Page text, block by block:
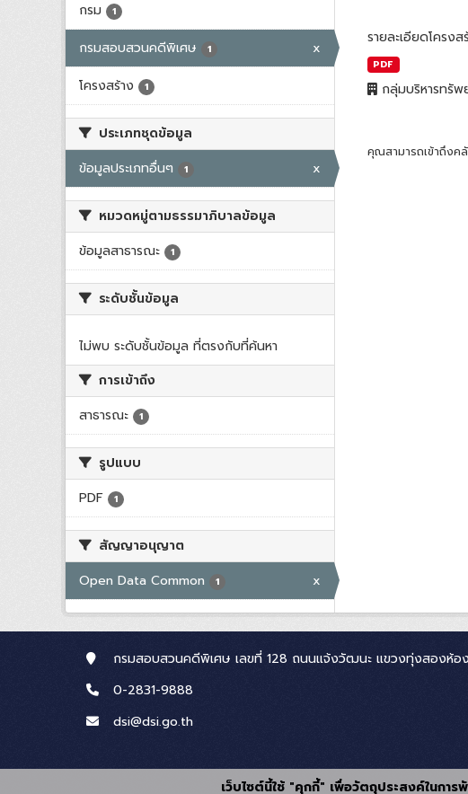
กรม 1
กรมสอบสวนคดีพิเศษ 1
x
โครงสร้าง
1
ประเภทชุดข้อมูล
ข้อมูลประเภทอื่นๆ
1 x
หมวดหมู่ตามธรรมาภิบาลข้อมูล
ข้อมูลสาธารณะ
1
ระดับชั้นข้อมูล
ไม่พบ ระดับชั้นข้อมูล ที่ตรงกับที่ค้นหา
การเข้าถึง
สาธารณะ
1
รูปแบบ
PDF
1
สัญญาอนุญาต
Open Data Common
1 x
รายละเอียดโครง
PDF
กลุ่มบริหารทรัพ
คุณสามารถเข้าถึงค
กรมสอบสวนคดีพิเศษ เลขที่ 128 ถนนแจ้งวัฒนะ แขวงทุ่งสองห้อ
0-2831-9888
dsi@dsi.go.th
เว็บไซต์นี้ใช้ "คุกกี้" เพื่อวัตถุประสงค์ในกา